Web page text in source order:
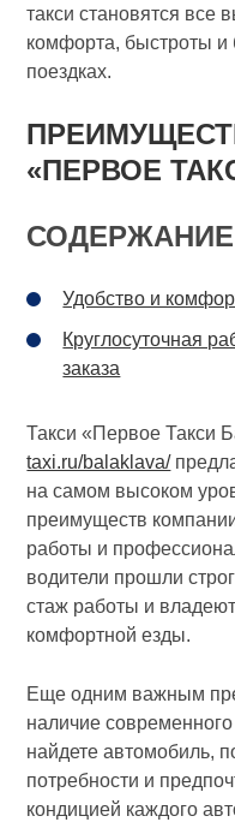
такси становятся все
комфорта, быстроты и
поездках.
«ПЕРВОЕ
СОДЕРЖАНИЕ
Удобство и
Круглосуточная
заказа
Такси «Первое Такси
taxi.ru/balaklava/
на самом высоком
преимуществ
работы и
водители прошли
стаж работы и
комфортной езды.
Еще одним важным
наличие
найдете автомобиль,
потребности и
кондицией каждого